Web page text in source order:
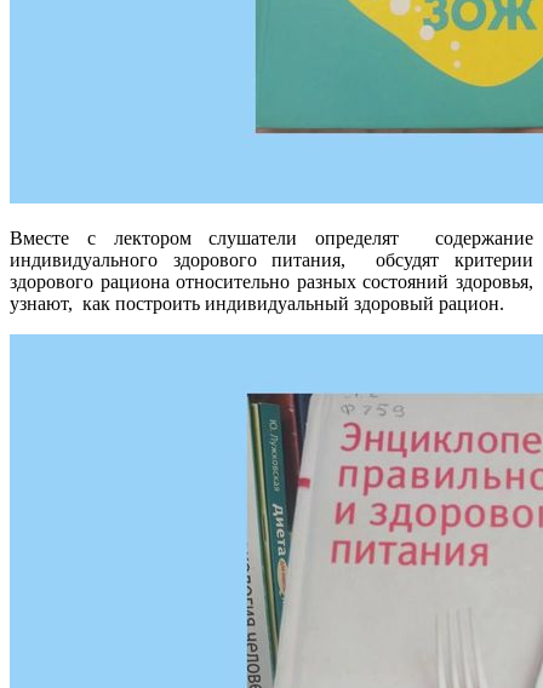
Вместе с лектором слушатели определят содержание
индивидуального здорового питания, обсудят критерии
здорового рациона относительно разных состояний здоровья,
узнают, как построить индивидуальный здоровый рацион.